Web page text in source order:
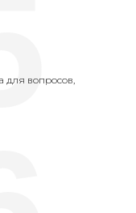
для вопросов,